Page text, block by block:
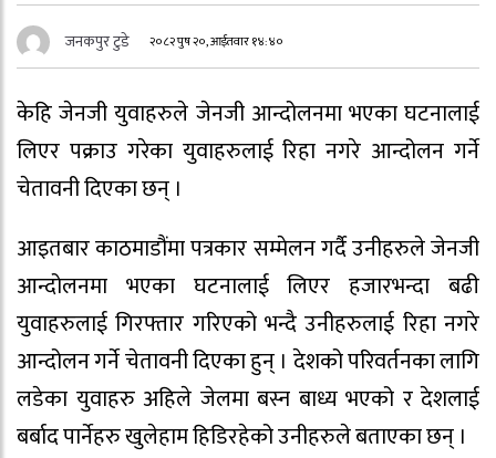
जनकपुर टुडे २०८२ पुष २०, आईतवार १४:४०
केहि जेनजी युवाहरुले जेनजी आन्दोलनमा भएका घटनालाई
लिएर पक्राउ गरेका युवाहरुलाई रिहा नगरे आन्दोलन गर्ने
चेतावनी दिएका छन् ।
आइतबार काठमाडौंमा पत्रकार सम्मेलन गर्दै उनीहरुले जेनजी
आन्दोलनमा भएका घटनालाई लिएर हजारभन्दा बढी
युवाहरुलाई गिरफ्तार गरिएको भन्दै उनीहरुलाई रिहा नगरे
आन्दोलन गर्ने चेतावनी दिएका हुन् । देशको परिवर्तनका लागि
लडेका युवाहरु अहिले जेलमा बस्न बाध्य भएको र देशलाई
बर्बाद पार्नेहरु खुलेहाम हिडिरहेको उनीहरुले बताएका छन् ।